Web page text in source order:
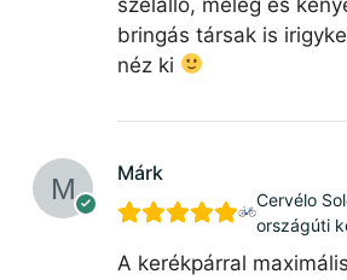
bringás társak is
néz ki
Márk
Cervélo
országúti
A kerékpárral